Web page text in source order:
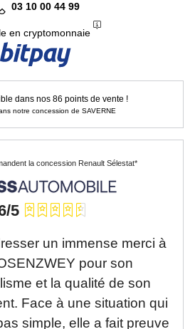
03 10 00 44 99
en cryptomonnaie
dans nos 86 points de vente !
notre concession de SAVERNE
la concession Renault Sélestat*
5
un immense merci à
pour son
et la qualité de son
Face à une situation qui
simple, elle a fait preuve